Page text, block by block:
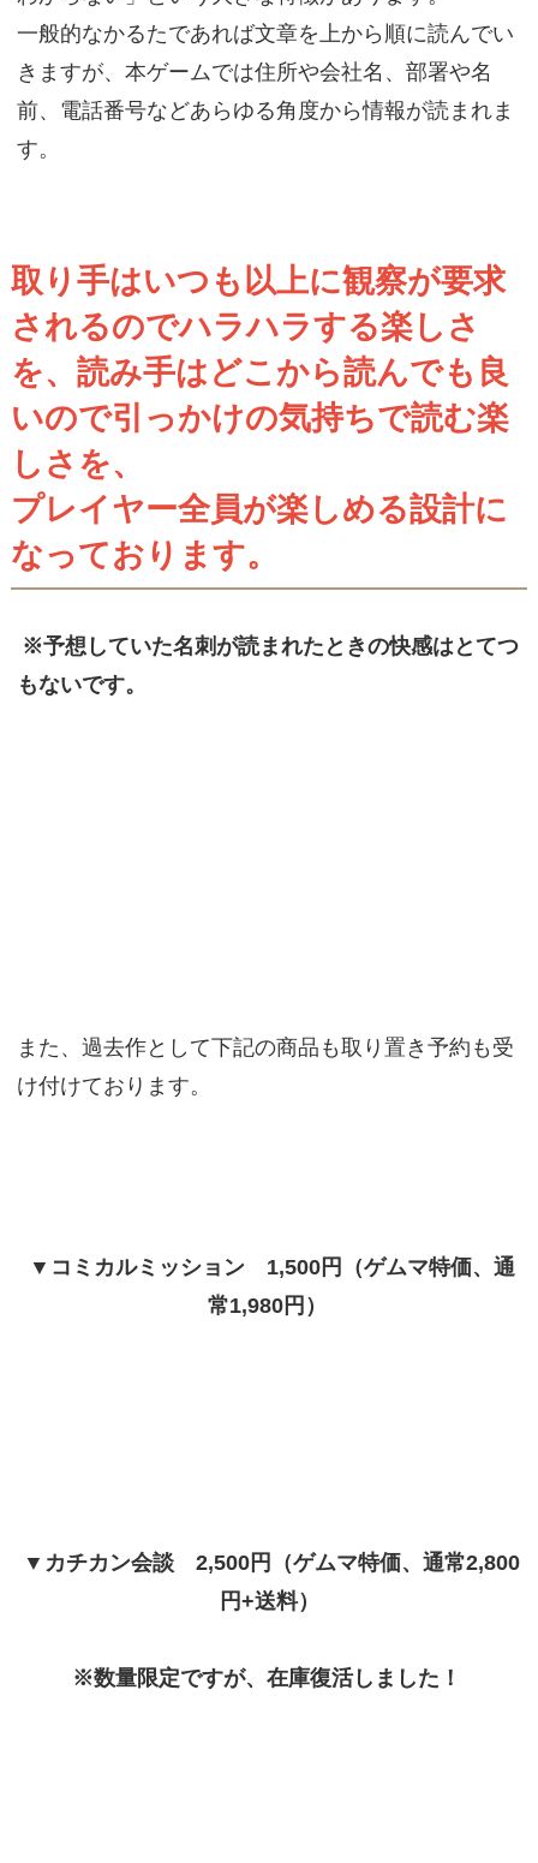
一般的なかるたであれば文章を上から順に読んでい
きますが、本ゲームでは住所や会社名、部署や名
前、電話番号などあらゆる角度から情報が読まれま
す。
取り手はいつも以上に観察が要求
されるのでハラハラする楽しさ
を、読み手はどこから読んでも良
いので引っかけの気持ちで読む楽
しさを、
プレイヤー全員が楽しめる設計に
なっております。
※予想していた名刺が読まれたときの快感はとてつ
もないです。
また、過去作として下記の商品も取り置き予約も受
け付けております。
▼コミカルミッション 1,500円（ゲムマ特価、通
常1,980円）
▼カチカン会談 2,500円（ゲムマ特価、通常2,800
円+送料）
※数量限定ですが、在庫復活しました！